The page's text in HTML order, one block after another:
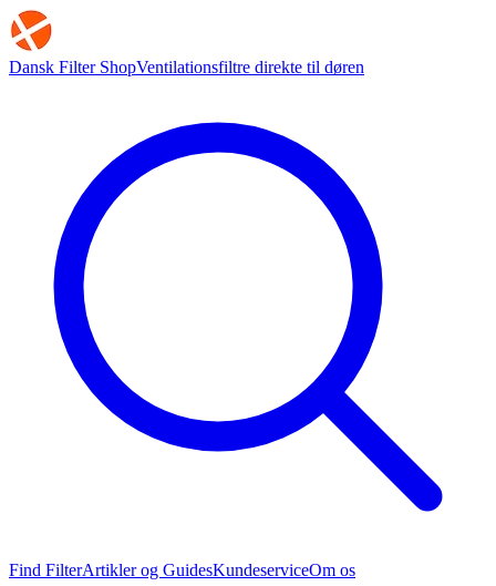
Dansk Filter ShopVentilationsfiltre direkte til døren
Find FilterArtikler og GuidesKundeserviceOm os